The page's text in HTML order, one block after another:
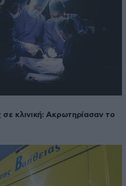
σε κλινική: Ακρωτηρίασαν το